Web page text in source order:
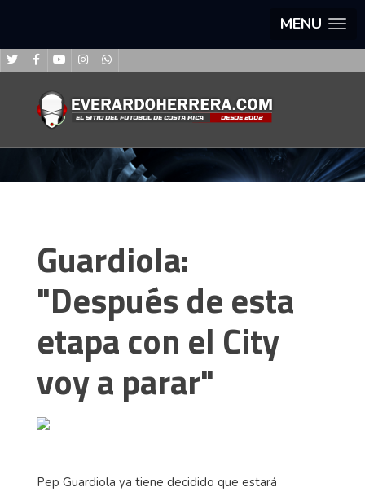
MENU
Guardiola:
"Después de esta
etapa con el City
voy a parar"
Pep Guardiola ya tiene decidido que estará